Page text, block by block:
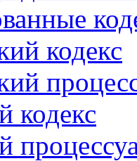
кодекс
кодекс